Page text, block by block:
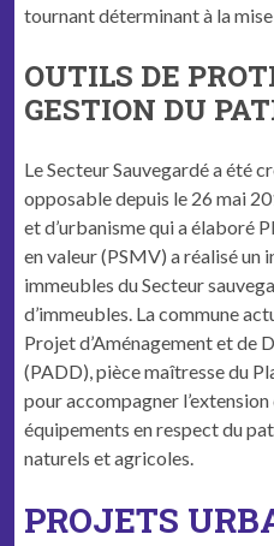
tour­nant déter­mi­nant à la
OUTILS DE
GESTION DU
Le Secteur Sauve­g­ardé a été
oppos­able depuis le 26 mai
et d’urbanisme qui a élaboré
en valeur (PSMV) a réal­isé un
immeubles du Secteur
d’immeubles. La com­mune
Pro­jet d’Aménagement et de
(PADD), pièce maîtresse du
pour accom­pa­g­n­er
équipements en respect du
naturels et agricoles.
PROJETS